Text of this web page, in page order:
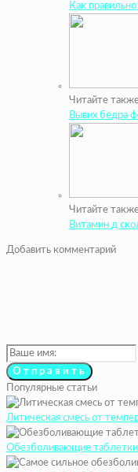
Как
Читайте
Вывих бедра
Читайте
Витамин д
Добавить комментарий
Популярные статьи
Литическая смесь от
Обезболивающие таблетки